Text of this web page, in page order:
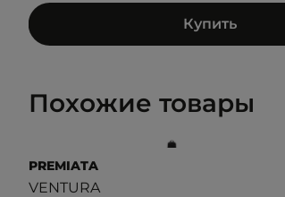
Купить
Похожие товары
PREMIATA
VENTURA